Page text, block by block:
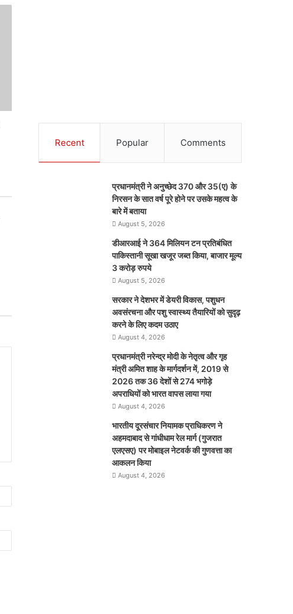
Recent Popular Comments
प्रधानमंत्री ने अनुच्छेद 370 और 35(ए) के
निरसन के सात वर्ष पूरे होने पर उसके महत्व के
बारे में बताया
August 5, 2026
डीआरआई ने 364 मिलियन टन प्रतिबंधित
पाकिस्तानी सूखा खजूर जब्त किया, बाजार मूल्य
3 करोड़ रुपये
August 5, 2026
सरकार ने देशभर में डेयरी विकास, पशुधन
अवसंरचना और पशु स्वास्थ्य तैयारियों को सुदृढ़
करने के लिए कदम उठाए
August 4, 2026
प्रधानमंत्री नरेन्द्र मोदी के नेतृत्व और गृह
मंत्री अमित शाह के मार्गदर्शन में, 2019 से
2026 तक 36 देशों से 274 भगोड़े
अपराधियों को भारत वापस लाया गया
August 4, 2026
भारतीय दूरसंचार नियामक प्राधिकरण ने
अहमदाबाद से गांधीधाम रेल मार्ग (गुजरात
एलएसए) पर मोबाइल नेटवर्क की गुणवत्ता का
आकलन किया
August 4, 2026